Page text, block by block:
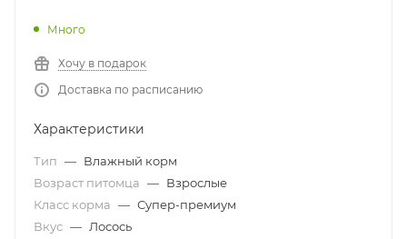
Много
Хочу в подарок
Доставка по расписанию
Характеристики
Тип — Влажный корм
Возраст питомца — Взрослые
Класс корма — Супер-премиум
Вкус — Лосось